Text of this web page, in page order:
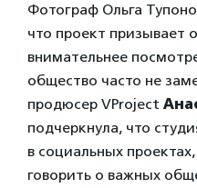
Фотограф Ольга
что проект призывает
внимательнее
общество часто не
продюсер VProject
подчеркнула, что
в социальных
говорить о важных